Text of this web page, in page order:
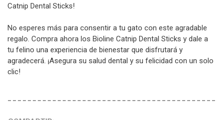
Catnip Dental Sticks!
No esperes más para consentir a tu gato con este agradable
regalo. Compra ahora los Bioline Catnip Dental Sticks y dale a
tu felino una experiencia de bienestar que disfrutará y
agradecerá. ¡Asegura su salud dental y su felicidad con un solo
clic!